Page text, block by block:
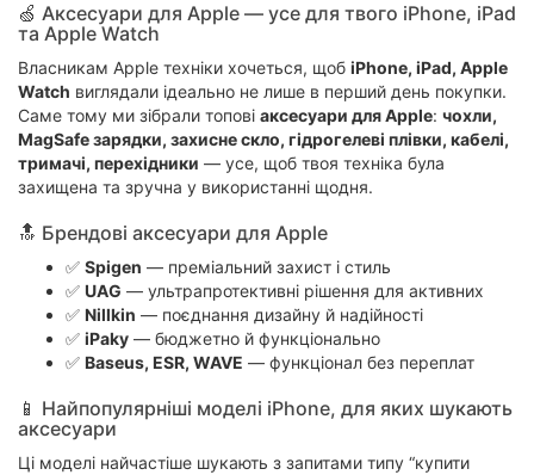
🍏 Аксесуари для Apple — усе для твого iPhone, iPad
та Apple Watch
Власникам Apple техніки хочеться, щоб iPhone, iPad, Apple
Watch виглядали ідеально не лише в перший день покупки.
Саме тому ми зібрали топові аксесуари для Apple: чохли,
MagSafe зарядки, захисне скло, гідрогелеві плівки, кабелі,
тримачі, перехідники — усе, щоб твоя техніка була
захищена та зручна у використанні щодня.
🔝 Брендові аксесуари для Apple
✅ Spigen — преміальний захист і стиль
✅ UAG — ультрапротективні рішення для активних
✅ Nillkin — поєднання дизайну й надійності
✅ iPaky — бюджетно й функціонально
✅ Baseus, ESR, WAVE — функціонал без переплат
📱 Найпопулярніші моделі iPhone, для яких шукають
аксесуари
Ці моделі найчастіше шукають з запитами типу “купити